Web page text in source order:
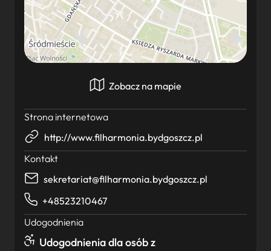
Zobacz na mapie
Strona internetowa
http://www.filharmonia.bydgoszcz.pl
Kontakt
sekretariat@filharmonia.bydgoszcz.pl
+48523210467
Udogodnienia
Udogodnienia dla osób z